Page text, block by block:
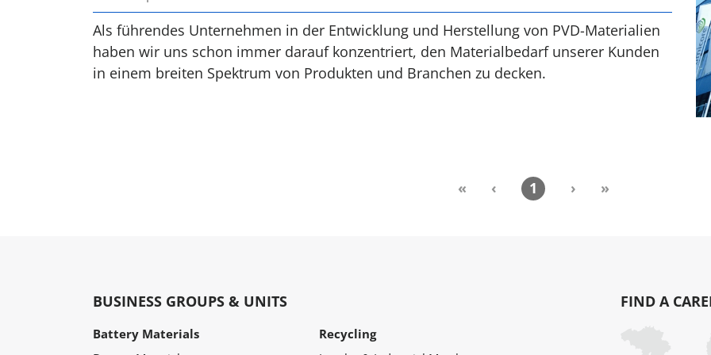
Als führendes Unternehmen in der Entwicklung und Herstellung von PVD-Materialien
haben wir uns schon immer darauf konzentriert, den Materialbedarf unserer Kunden
in einem breiten Spektrum von Produkten und Branchen zu decken.
« ‹ 1 › »
BUSINESS GROUPS & UNITS
Battery Materials
Recycling
FIND A